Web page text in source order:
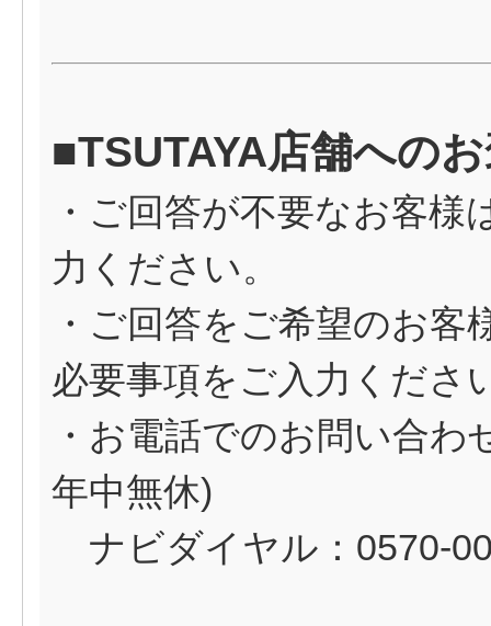
■TSUTAYA店舗への
・ご回答が不要なお客様
力ください。
・ご回答をご希望のお客
必要事項をご入力くださ
・お電話でのお問い合
年中無休)
ナビダイヤル：0570-